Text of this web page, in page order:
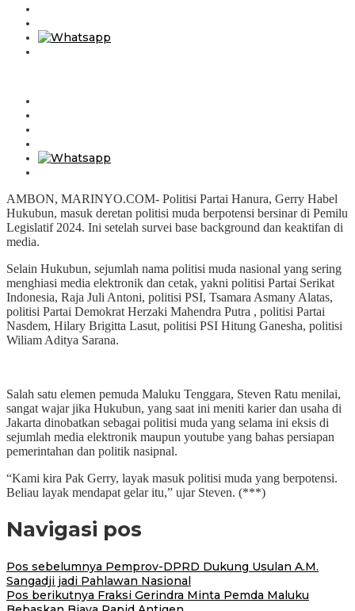
AMBON, MARINYO.COM- Politisi Partai Hanura, Gerry Habel
Hukubun, masuk deretan politisi muda berpotensi bersinar di Pemilu
Legislatif 2024. Ini setelah survei base background dan keaktifan di
media.
Selain Hukubun, sejumlah nama politisi muda nasional yang sering
menghiasi media elektronik dan cetak, yakni politisi Partai Serikat
Indonesia, Raja Juli Antoni, politisi PSI, Tsamara Asmany Alatas,
politisi Partai Demokrat Herzaki Mahendra Putra , politisi Partai
Nasdem, Hilary Brigitta Lasut, politisi PSI Hitung Ganesha, politisi
Wiliam Aditya Sarana.
Salah satu elemen pemuda Maluku Tenggara, Steven Ratu menilai,
sangat wajar jika Hukubun, yang saat ini meniti karier dan usaha di
Jakarta dinobatkan sebagai politisi muda yang selama ini eksis di
sejumlah media elektronik maupun youtube yang bahas persiapan
pemerintahan dan politik nasipnal.
“Kami kira Pak Gerry, layak masuk politisi muda yang berpotensi.
Beliau layak mendapat gelar itu,” ujar Steven. (***)
Navigasi pos
Pos sebelumnya Pemprov-DPRD Dukung Usulan A.M.
Sangadji jadi Pahlawan Nasional
Pos berikutnya Fraksi Gerindra Minta Pemda Maluku